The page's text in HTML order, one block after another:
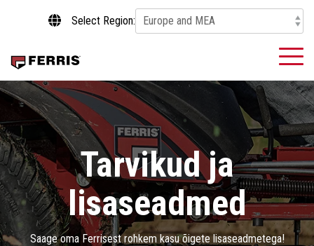
main
content.
Select Region:
Tarvikud ja
lisaseadmed
Saage oma Ferrisest rohkem kasu õigete lisaseadmetega!